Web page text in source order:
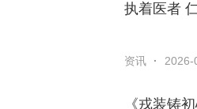
执着医者
资讯 · 2026-
《戎装铸